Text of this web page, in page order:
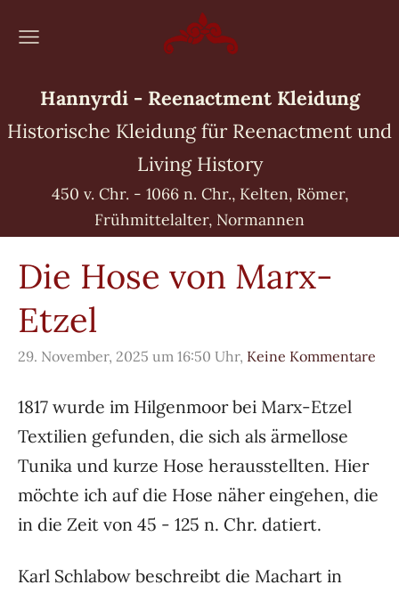
Hannyrdi - Reenactment Kleidung
Historische Kleidung für Reenactment und
Living History
450 v. Chr. - 1066 n. Chr., Kelten, Römer,
Frühmittelalter, Normannen
Die Hose von Marx-
Etzel
29. November, 2025 um 16:50 Uhr, Keine Kommentare
1817 wurde im Hilgenmoor bei Marx-Etzel
Textilien gefunden, die sich als ärmellose
Tunika und kurze Hose herausstellten. Hier
möchte ich auf die Hose näher eingehen, die
in die Zeit von 45 - 125 n. Chr. datiert.
Karl Schlabow beschreibt die Machart in